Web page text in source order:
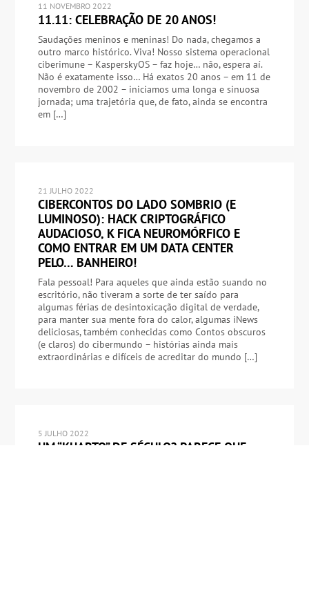
11 NOVEMBRO 2022
11.11: CELEBRAÇÃO DE 20 ANOS!
Saudações meninos e meninas! Do nada, chegamos a
outro marco histórico. Viva! Nosso sistema operacional
ciberimune – KasperskyOS – faz hoje… não, espera aí.
Não é exatamente isso… Há exatos 20 anos – em 11 de
novembro de 2002 – iniciamos uma longa e sinuosa
jornada; uma trajetória que, de fato, ainda se encontra
em […]
21 JULHO 2022
CIBERCONTOS DO LADO SOMBRIO (E
LUMINOSO): HACK CRIPTOGRÁFICO
AUDACIOSO, K FICA NEUROMÓRFICO E
COMO ENTRAR EM UM DATA CENTER
PELO… BANHEIRO!
Fala pessoal! Para aqueles que ainda estão suando no
escritório, não tiveram a sorte de ter saído para
algumas férias de desintoxicação digital de verdade,
para manter sua mente fora do calor, algumas iNews
deliciosas, também conhecidas como Contos obscuros
(e claros) do cibermundo – histórias ainda mais
extraordinárias e difíceis de acreditar do mundo […]
5 JULHO 2022
UM “KUARTO” DE SÉCULO? PARECE QUE